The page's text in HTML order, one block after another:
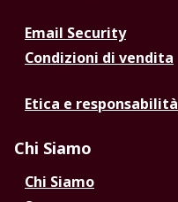
Email Security
Condizioni di vendita
Etica e responsabilità
Chi Siamo
Chi Siamo